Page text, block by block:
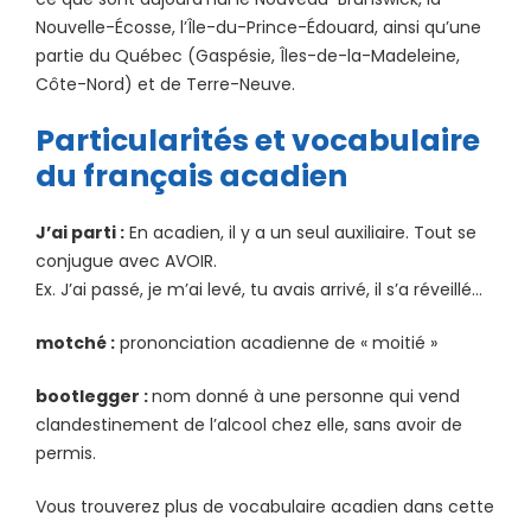
Nouvelle-Écosse, l’Île-du-Prince-Édouard, ainsi qu’une
partie du Québec (Gaspésie, Îles-de-la-Madeleine,
Côte-Nord) et de Terre-Neuve.
Particularités et vocabulaire
du français acadien
J’ai parti : En acadien, il y a un seul auxiliaire. Tout se
conjugue avec AVOIR.
Ex. J’ai passé, je m’ai levé, tu avais arrivé, il s’a réveillé…
motché : prononciation acadienne de « moitié »
bootlegger :nom donné à une personne qui vend
clandestinement de l’alcool chez elle, sans avoir de
permis.
Vous trouverez plus de vocabulaire acadien dans cette